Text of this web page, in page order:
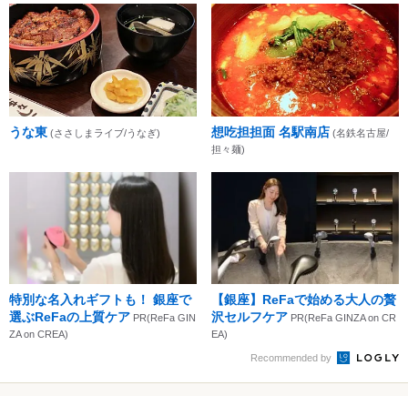
うな東 (ささしまライブ/うなぎ) 想吃担担面 名駅南店 (名鉄名古屋/
担々麺)
特別な名入れギフトも！ 銀座で
選ぶReFaの上質ケア PR(ReFa GIN
ZA on CREA)
【銀座】ReFaで始める大人の贅
沢セルフケア PR(ReFa GINZA on CR
EA)
Recommended by